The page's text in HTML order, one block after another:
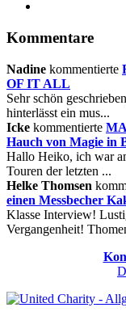
Kommentare
Nadine kommentierte
OF IT ALL
Sehr schön
hinterlässt ein mus...
Icke kommentierte
Hauch von Magie in
Hallo Heiko, ich war
Touren der letzten ...
Helke Thomsen
einen Messbecher
Klasse Interview!
Vergangenheit!